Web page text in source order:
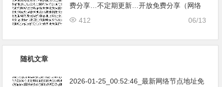
费分享…不定期更新…开放免费分享（网络
免费节点香港|日本|韩国|新加坡|台湾|马来西
06/13
412
随机文章
2026-01-25_00:52:46_最新网络节点地址免